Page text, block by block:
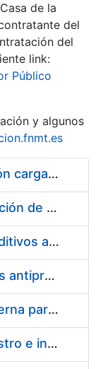
de la
del
del
link:
Público
y algunos
Pliego condiciones optimización cargas compras firmado
Acuerdo marco para la fabricación de piezas
Suministro de Protectores Auditivos a medida para las personas trabajadoras de los Centros de Trabajo de Madrid y Burgos
Suministro de gafas graduadas antiproyecciones para los trabajadores de la FNMT-RCM en los centros de trabajo de Madrid y Burgos
Servicios de una empresa externa para el asesoramiento y resolución de los recursos de alzada que se presentan relacionados con procesos de selección para la FNMT-RCM
Acuerdo marco para el suministro e instalación de persianas, estores y otros complementos